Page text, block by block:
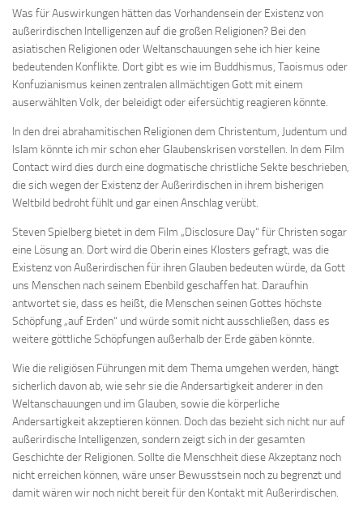
Was für Auswirkungen hätten das Vorhandensein der Existenz von
außerirdischen Intelligenzen auf die großen Religionen? Bei den
asiatischen Religionen oder Weltanschauungen sehe ich hier keine
bedeutenden Konflikte. Dort gibt es wie im Buddhismus, Taoismus oder
Konfuzianismus keinen zentralen allmächtigen Gott mit einem
auserwählten Volk, der beleidigt oder eifersüchtig reagieren könnte.
In den drei abrahamitischen Religionen dem Christentum, Judentum und
Islam könnte ich mir schon eher Glaubenskrisen vorstellen. In dem Film
Contact wird dies durch eine dogmatische christliche Sekte beschrieben,
die sich wegen der Existenz der Außerirdischen in ihrem bisherigen
Weltbild bedroht fühlt und gar einen Anschlag verübt.
Steven Spielberg bietet in dem Film „Disclosure Day“ für Christen sogar
eine Lösung an. Dort wird die Oberin eines Klosters gefragt, was die
Existenz von Außerirdischen für ihren Glauben bedeuten würde, da Gott
uns Menschen nach seinem Ebenbild geschaffen hat. Daraufhin
antwortet sie, dass es heißt, die Menschen seinen Gottes höchste
Schöpfung „auf Erden“ und würde somit nicht ausschließen, dass es
weitere göttliche Schöpfungen außerhalb der Erde gäben könnte.
Wie die religiösen Führungen mit dem Thema umgehen werden, hängt
sicherlich davon ab, wie sehr sie die Andersartigkeit anderer in den
Weltanschauungen und im Glauben, sowie die körperliche
Andersartigkeit akzeptieren können. Doch das bezieht sich nicht nur auf
außerirdische Intelligenzen, sondern zeigt sich in der gesamten
Geschichte der Religionen. Sollte die Menschheit diese Akzeptanz noch
nicht erreichen können, wäre unser Bewusstsein noch zu begrenzt und
damit wären wir noch nicht bereit für den Kontakt mit Außerirdischen.